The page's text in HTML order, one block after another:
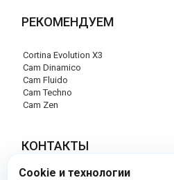
РЕКОМЕНДУЕМ
Cortina Evolution X3
Cam Dinamico
Cam Fluido
Cam Techno
Cam Zen
КОНТАКТЫ
Cookie и технологии